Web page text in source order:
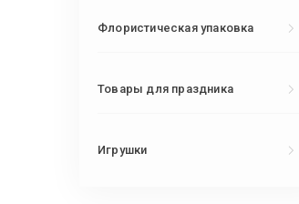
Флористическая упаковка
Товары для праздника
Игрушки